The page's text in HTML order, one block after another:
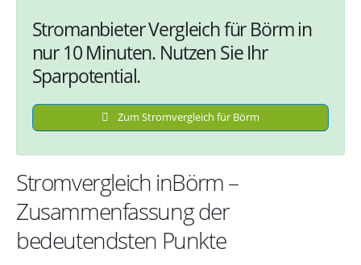
Stromanbieter Vergleich für Börm in
nur 10 Minuten. Nutzen Sie Ihr
Sparpotential.
Zum Stromvergleich für Börm
Stromvergleich inBörm –
Zusammenfassung der
bedeutendsten Punkte